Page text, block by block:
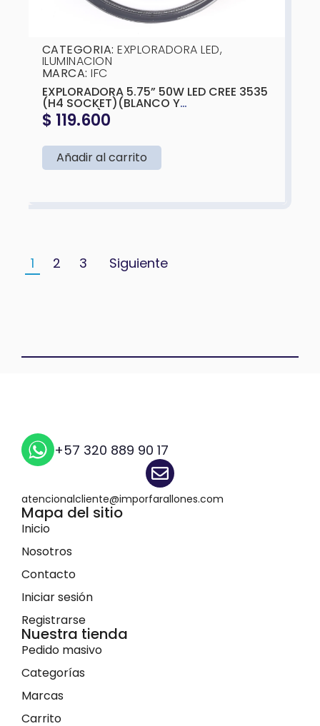
CATEGORIA:EXPLORADORA LED,
ILUMINACION
MARCA:IFC
EXPLORADORA 5.75” 50W LED CREE 3535
(H4 SOCKET)(BLANCO Y
AMARILLO)143X75MM
$119.600
Añadir al carrito
1 2 3 Siguiente
+57 320 889 90 17
atencionalcliente@imporfarallones.com
Mapa del sitio
Inicio
Nosotros
Contacto
Iniciar sesión
Registrarse
Nuestra tienda
Pedido masivo
Categorías
Marcas
Carrito